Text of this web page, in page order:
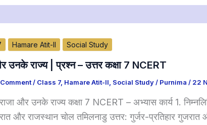
Hamare Atit-II Social Study
उनके राज्य | प्रश्न – उत्तर कक्षा 7 NCERT
/ Class 7, Hamare Atit-II, Social Study/ Purnima / 22
और उनके राज्य कक्षा 7 NCERT – अभ्यास कार्य 1.
और राजस्थान चोल तमिलनाडु उत्तर: गुर्जर-प्रतिहार